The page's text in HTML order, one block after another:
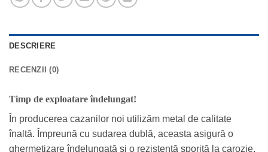
DESCRIERE
RECENZII (0)
Timp de exploatare îndelungat!
În producerea cazanilor noi utilizăm metal de calitate
înaltă. Împreună cu sudarea dublă, aceasta asigură o
ghermetizare îndelungată și o rezistență sporită la carozie.